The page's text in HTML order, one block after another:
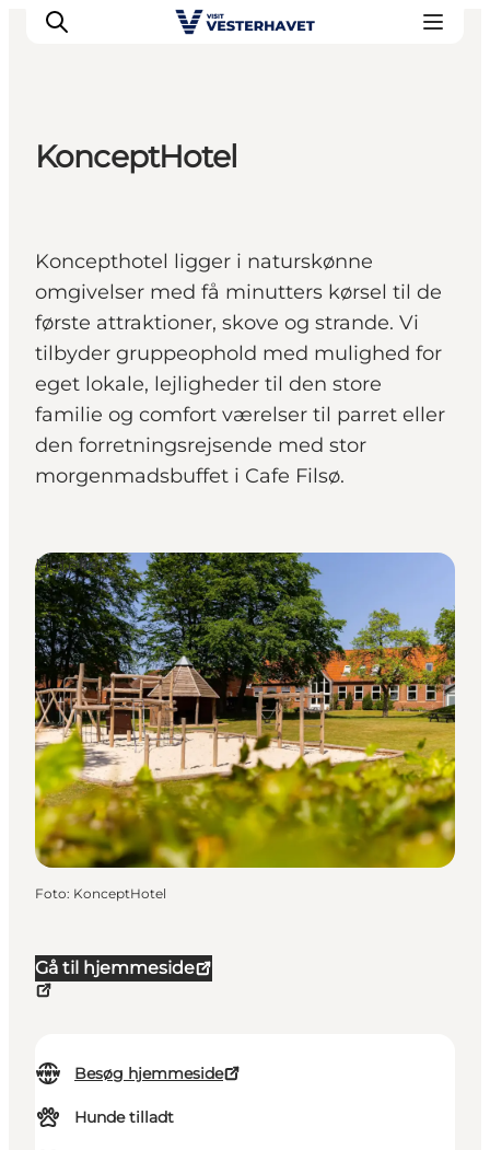
Vores Byer
Mad & Overnatning
Køb billet
Planlæg din ferie
KonceptHotel
Koncepthotel ligger i naturskønne
omgivelser med få minutters kørsel til de
første attraktioner, skove og strande. Vi
tilbyder gruppeophold med mulighed for
eget lokale, lejligheder til den store
familie og comfort værelser til parret eller
den forretningsrejsende med stor
morgenmadsbuffet i Cafe Filsø.
Gå til hjemmeside
Besøg hjemmeside
Hunde tilladt
Hoteller
Foto: KonceptHotel